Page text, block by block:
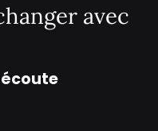
avec